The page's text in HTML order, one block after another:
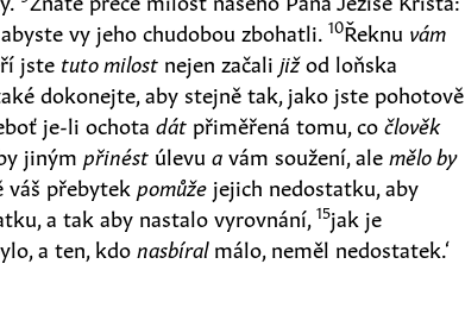
vy jeho chudobou zbohatli.10Řeknu vám
jste tuto milost nejen začali jižod loňska
dokonejte, aby stejně tak, jako jste pohotově
je-li ochotadát přiměřená tomu, cočlověk
jiným přinést úlevuavám soužení, ale mělo by
váš přebytek pomůže jejich nedostatku, aby
a tak aby nastalo vyrovnání,15jak je
a ten, kdo nasbíralmálo, neměl nedostatek.‘